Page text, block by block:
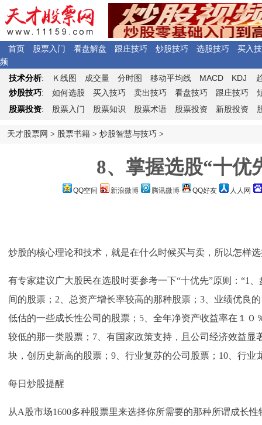
首页 股票入门 看盘解盘 跟庄技巧 炒股技巧 选股技巧
买入
频
技术分析: Ｋ 线图 成交量 分时图 移动平均线 MACD KDJ
炒股技巧: 如何选股 买入技巧 卖出技巧 看盘技巧 跟庄技巧
股票投资: 股票入门 股票知识 股票术语 股票投资 新股投资
天才股票网 > 股票书籍 > 炒股智慧与技巧 >
8、掌握选股“十优
QQ空间 新浪微博 腾讯微博 QQ好友 人人网
炒股的核心理论和技术，就是在什么时候买与卖，所以怎样
有专家建议广大股民在选股时要参考一下“十优先”原则：“1
间的股票；2、总资产增长率较高的那种股票；3、业绩优良
低估的一些成长性公司的股票；5、全年净资产收益率在１０
较低的那一类股票；7、有国家政策支持，且公司经济效益显
块，创历史新高的股票；9、行业复苏的公司股票；10、行业
每日炒股提醒
从A股市场1600多种股票里来选择你所需要的那种所谓成长